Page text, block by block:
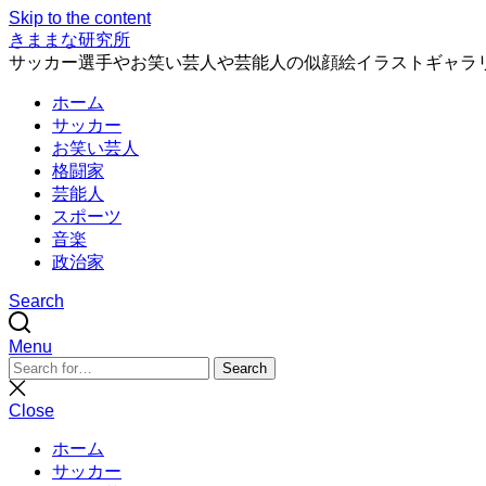
Skip to the content
きままな研究所
サッカー選手やお笑い芸人や芸能人の似顔絵イラストギャラ
ホーム
サッカー
お笑い芸人
格闘家
芸能人
スポーツ
音楽
政治家
Search
Menu
Search
for:
Search
Close
search
Close
ホーム
サッカー